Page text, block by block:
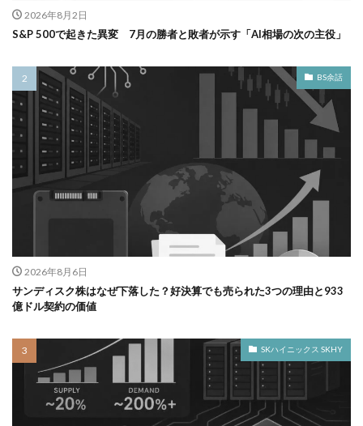
2026年8月2日
S&P 500で起きた異変 7月の勝者と敗者が示す「AI相場の次の主役」
BS余話
2026年8月6日
サンディスク株はなぜ下落した？好決算でも売られた3つの理由と933
億ドル契約の価値
SKハイニックス SKHY